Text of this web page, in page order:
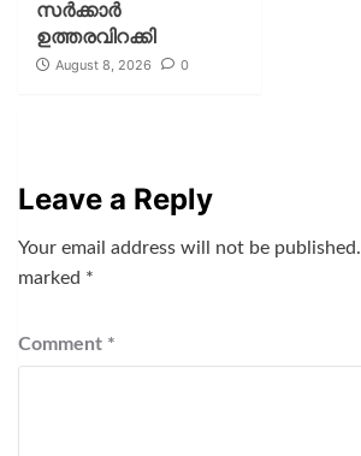
സര്‍ക്കാര്‍
ഉത്തരവിറക്കി
August 8, 2026 0
Leave a Reply
Your email address will not be published.
marked *
Comment *